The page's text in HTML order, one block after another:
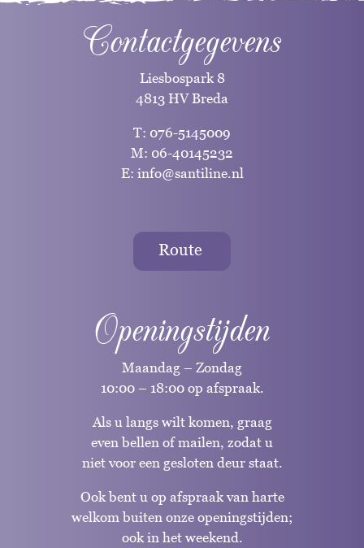
Contactgegevens
Liesbospark 8
4813 HV Breda
T: 076-5145009
M: 06-40145232
E: info@santiline.nl
Route
Openingstijden
Maandag – Zondag
10:00 – 18:00 op afspraak.
Als u langs wilt komen, graag
even bellen of mailen, zodat u
niet voor een gesloten deur staat.
Ook bent u op afspraak van harte
welkom buiten onze openingstijden;
ook in het weekend.